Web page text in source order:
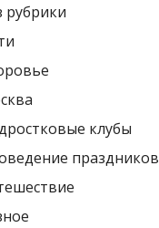
рубрики
клубы
праздников